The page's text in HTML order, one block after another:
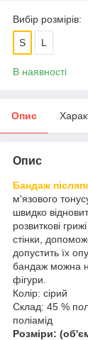
Вибір розмірів:
S L
В наявності
Опис
Опис
Бандаж
м'язового
швидко
розвиткові
стінки,
допустить їх
бандаж можна
фігури.
Колір: сірий
Склад: 45 %
поліамід
Розміри: